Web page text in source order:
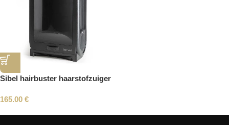
Sibel hairbuster haarstofzuiger
165.00 €